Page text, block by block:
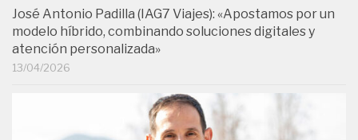
José Antonio Padilla (IAG7 Viajes): «Apostamos por un
modelo híbrido, combinando soluciones digitales y
atención personalizada»
13/04/2026